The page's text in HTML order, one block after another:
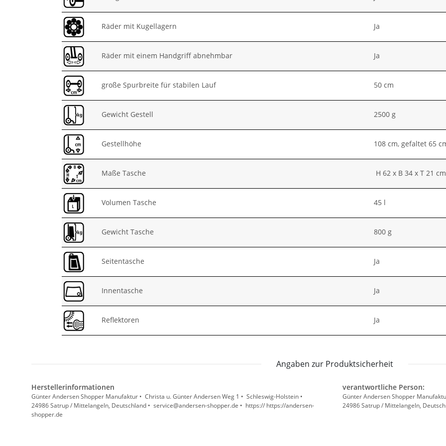
Räder mit Kugellagern Ja
Räder mit einem Handgriff abnehmbar Ja
große Spurbreite für stabilen Lauf 50 cm
Gewicht Gestell 2500 g
Gestellhöhe 108 cm, gefaltet 65
Maße Tasche H 62 x B 34 x T 21 cm
Volumen Tasche 45 l
Gewicht Tasche 800 g
Seitentasche Ja
Innentasche Ja
Reflektoren Ja
Angaben zur Produktsicherheit
Herstellerinformationen
Günter Andersen Shopper Manufaktur • Christa u. Günter Andersen Weg 1 • Schleswig-Holstein •
24986 Satrup / Mittelangeln, Deutschland • service@andersen-shopper.de • https:// https://andersen-
shopper.de
verantwortliche Person:
Günter Andersen Shopper
24986 Satrup / Mittelangeln,